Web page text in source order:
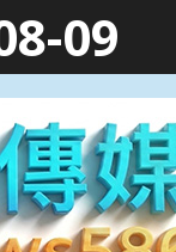
09